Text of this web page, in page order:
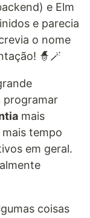
e Elm
e parecia
o nome
🧙🪄
programar
mais
tempo
em geral.
coisas